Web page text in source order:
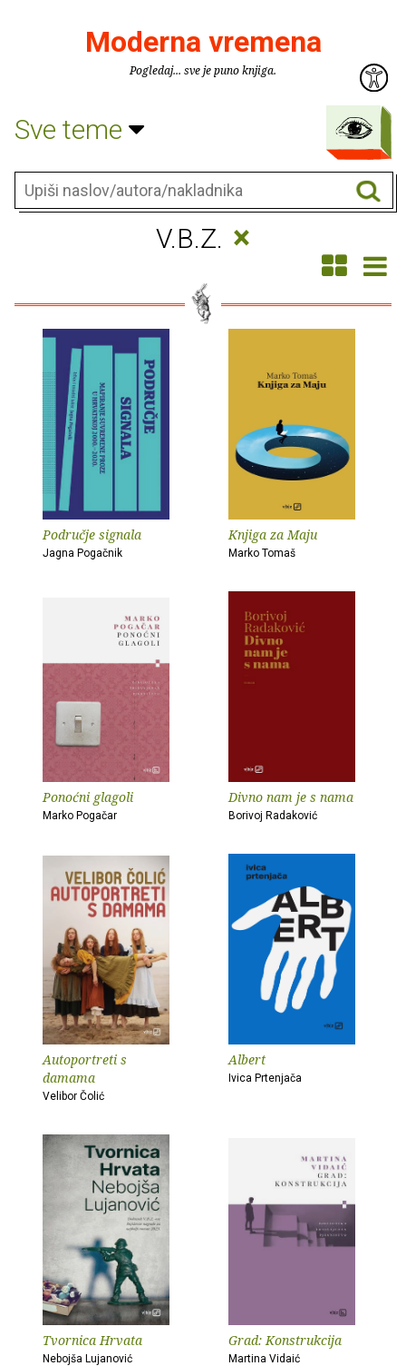
Moderna vremena
Pogledaj... sve je puno knjiga.
Sve teme
V.B.Z. ×
Područje signala
Jagna Pogačnik
Knjiga za Maju
Marko Tomaš
Ponoćni glagoli
Marko Pogačar
Divno nam je s nama
Borivoj Radaković
Autoportreti s
damama
Velibor Čolić
Albert
Ivica Prtenjača
Tvornica Hrvata
Nebojša Lujanović
Grad: Konstrukcija
Martina Vidaić